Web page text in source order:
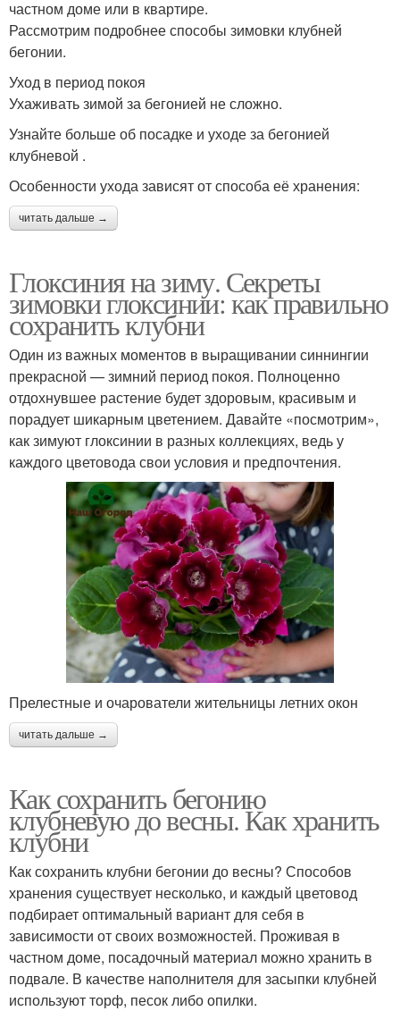
частном доме или в квартире.
Рассмотрим подробнее способы зимовки клубней
бегонии.
Уход в период покоя
Ухаживать зимой за бегонией не сложно.
Узнайте больше об посадке и уходе за бегонией
клубневой .
Особенности ухода зависят от способа её хранения:
читать дальше →
Глоксиния на зиму. Секреты
зимовки глоксинии: как правильно
сохранить клубни
Один из важных моментов в выращивании синнингии
прекрасной — зимний период покоя. Полноценно
отдохнувшее растение будет здоровым, красивым и
порадует шикарным цветением. Давайте «посмотрим»,
как зимуют глоксинии в разных коллекциях, ведь у
каждого цветовода свои условия и предпочтения.
Прелестные и очарователи жительницы летних окон
читать дальше →
Как сохранить бегонию
клубневую до весны. Как хранить
клубни
Как сохранить клубни бегонии до весны? Способов
хранения существует несколько, и каждый цветовод
подбирает оптимальный вариант для себя в
зависимости от своих возможностей. Проживая в
частном доме, посадочный материал можно хранить в
подвале. В качестве наполнителя для засыпки клубней
используют торф, песок либо опилки.